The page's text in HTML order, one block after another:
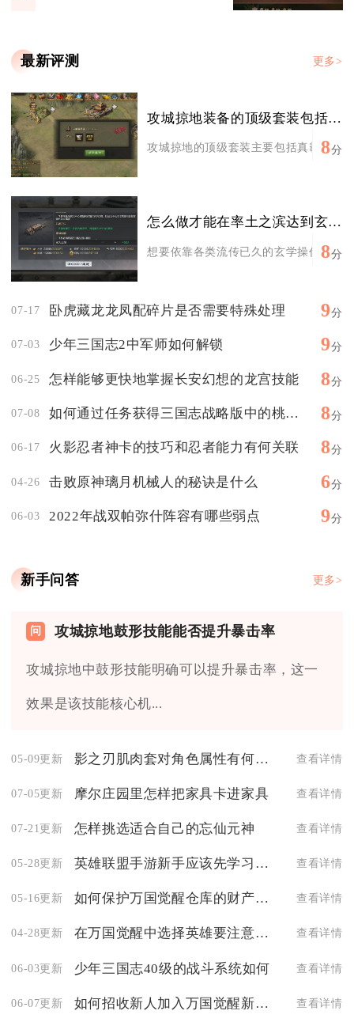
最新评测 更多>
攻城掠地装备的顶级套装包括哪些
攻城掠地的顶级套装主要包括真霸下、
8分
怎么做才能在率土之滨达到玄学五星
想要依靠各类流传已久的玄学操作提升
8分
07-17 卧虎藏龙龙凤配碎片是否需要特殊处理 9分
07-03 少年三国志2中军师如何解锁 9分
06-25 怎样能够更快地掌握长安幻想的龙宫技能 8分
07-08 如何通过任务获得三国志战略版中的桃园枪 8分
06-17 火影忍者神卡的技巧和忍者能力有何关联 8分
04-26 击败原神璃月机械人的秘诀是什么 6分
06-03 2022年战双帕弥什阵容有哪些弱点 9分
新手问答 更多>
攻城掠地鼓形技能能否提升暴击率
攻城掠地中鼓形技能明确可以提升暴击率，这一
效果是该技能核心机...
05-09更新 影之刃肌肉套对角色属性有何影响 查看详情
07-05更新 摩尔庄园里怎样把家具卡进家具 查看详情
07-21更新 怎样挑选适合自己的忘仙元神 查看详情
05-28更新 英雄联盟手游新手应该先学习哪个职业 查看详情
05-16更新 如何保护万国觉醒仓库的财产安全 查看详情
04-28更新 在万国觉醒中选择英雄要注意什么 查看详情
06-03更新 少年三国志40级的战斗系统如何 查看详情
06-07更新 如何招收新人加入万国觉醒新建联盟 查看详情